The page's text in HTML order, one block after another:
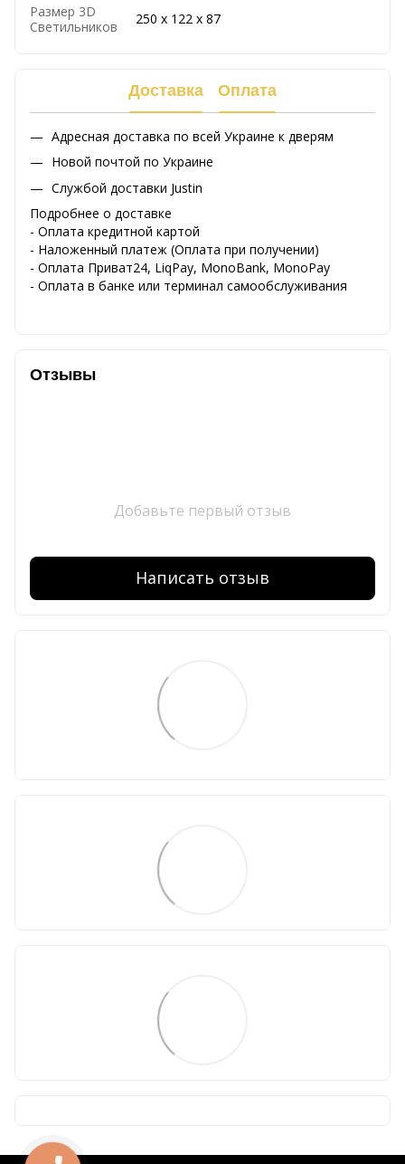
Размер 3D
Светильников
250 х 122 х 87
Доставка Оплата
Адресная доставка по всей Украине к дверям
Новой почтой по Украине
Службой доставки Justin
Подробнее о доставке
- Оплата кредитной картой
- Наложенный платеж (Оплата при получении)
- Оплата Приват24, LiqPay, MonoBank, MonoPay
- Оплата в банке или терминал самообслуживания
Отзывы
Добавьте первый отзыв
Написать отзыв